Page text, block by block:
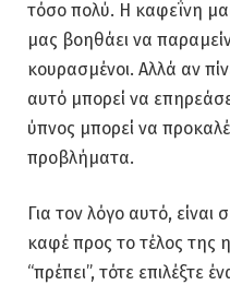
τόσο πολύ. Η καφεΐνη
μας βοηθάει να
κουρασμένοι. Αλλά αν
αυτό μπορεί να
ύπνος μπορεί να
προβλήματα.
Για τον λόγο αυτό, είναι
καφέ προς το τέλος της
“πρέπει”, τότε επιλέξτε